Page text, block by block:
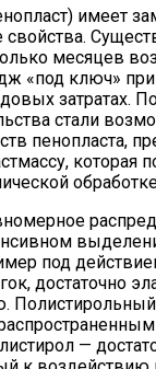
имеет
месяцев
«под ключ»
затратах.
стали
пенопласта,
которая
под
достаточно
Полистирольный
—